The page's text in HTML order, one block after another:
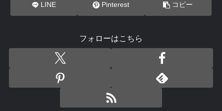
LINE Pinterest コピー
フォローはこちら